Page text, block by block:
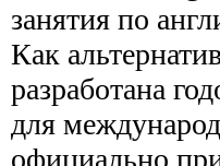
занятия по
Как
разработана
для